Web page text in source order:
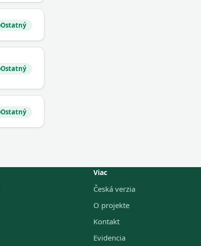
Ostatný
Ostatný
Ostatný
Viac
Česká verzia
O projekte
Kontakt
Evidencia